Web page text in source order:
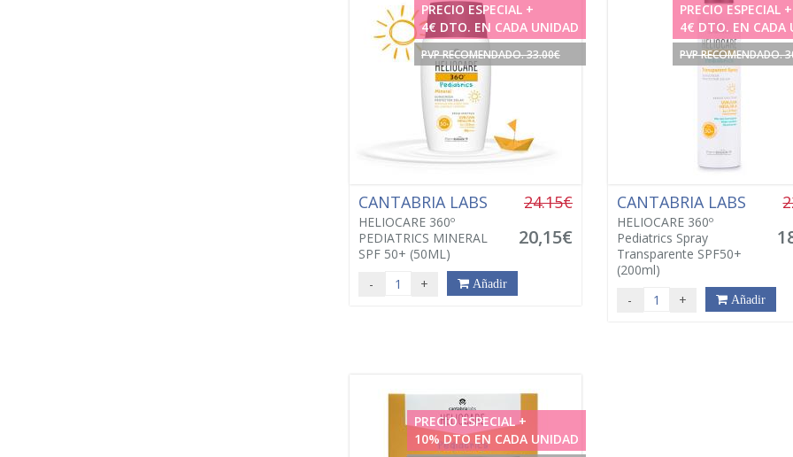
PRECIO ESPECIAL +
4€ DTO. EN CADA UNIDAD
PVP RECOMENDADO. 33.00€
CANTABRIA LABS
HELIOCARE 360º
PEDIATRICS MINERAL
SPF 50+ (50ML)
24.15€
20,15€
- + Añadir
PRECIO ESPECIAL +
4€ DTO. EN CADA
PVP RECOMENDADO.
CANTABRIA LABS
HELIOCARE 360º
Pediatrics Spray
Transparente SPF50+
(200ml)
- + Añadir
PRECIO ESPECIAL +
10% DTO EN CADA UNIDAD